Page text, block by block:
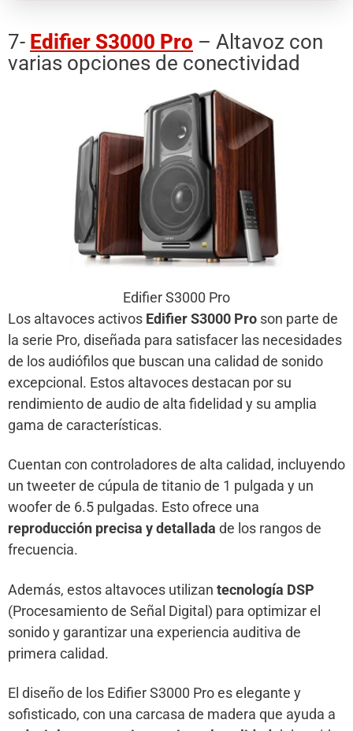
7- Edifier S3000 Pro – Altavoz con
varias opciones de conectividad
Edifier S3000 Pro
Los altavoces activos Edifier S3000 Pro son parte de
la serie Pro, diseñada para satisfacer las necesidades
de los audiófilos que buscan una calidad de sonido
excepcional. Estos altavoces destacan por su
rendimiento de audio de alta fidelidad y su amplia
gama de características.
Cuentan con controladores de alta calidad, incluyendo
un tweeter de cúpula de titanio de 1 pulgada y un
woofer de 6.5 pulgadas. Esto ofrece una
reproducción precisa y detallada de los rangos de
frecuencia.
Además, estos altavoces utilizan tecnología DSP
(Procesamiento de Señal Digital) para optimizar el
sonido y garantizar una experiencia auditiva de
primera calidad.
El diseño de los Edifier S3000 Pro es elegante y
sofisticado, con una carcasa de madera que ayuda a